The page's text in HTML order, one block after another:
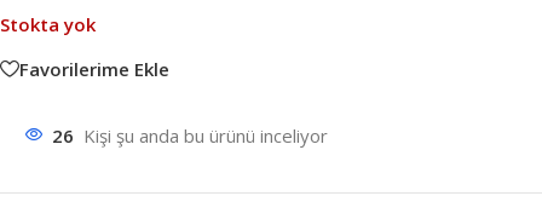
Stokta yok
Favorilerime Ekle
26 Kişi şu anda bu ürünü inceliyor